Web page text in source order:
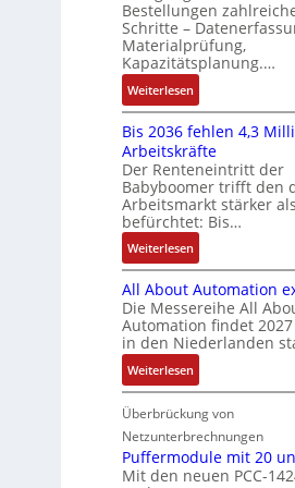
t
a
u
f
n
a
h
m
e
,
g
e
p
ä
g
t
d
u
r
d
N
C
-
y
s
e
m
e
ä
f
t
s
f
ü
h
r
e
r
z
u
m
V
o
r
s
t
a
d
d
e
s
s
:
Q
2
-
E
r
g
e
b
n
i
s
s
e
b
e
s
t
ä
t
i
g
r
t
r
i
e
b
s
-
u
n
d
M
a
r
k
e
t
n
e
i
Bestellungen
Schritte –
Materialprüfung,
Kapazitätsplanung.…
Weiterlesen:
K
I
b
r
a
u
c
h
t
S
t
r
u
k
u
r
Bis 2036 fehlen 4,3
Arbeitskräfte
Der Renteneintritt der
Babyboomer trifft den
Arbeitsmarkt stärker
befürchtet: Bis…
Weiterlesen:
B
i
s
2
0
3
6
f
e
h
l
All About Automation
Die Messereihe All
Automation findet
in den Niederlanden
Weiterlesen:
A
l
A
b
Überbrückung von
Netzunterbrechnungen
Puffermodule mit 20
Mit den neuen PCC-